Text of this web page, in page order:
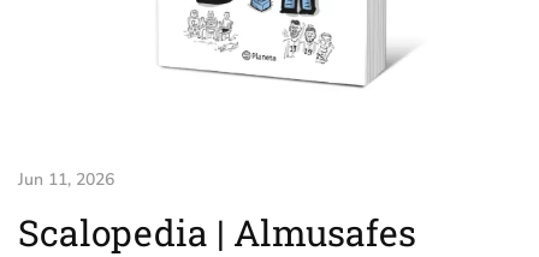
Jun 11, 2026
Scalopedia | Almusafes